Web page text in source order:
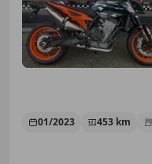
01/2023 453 km